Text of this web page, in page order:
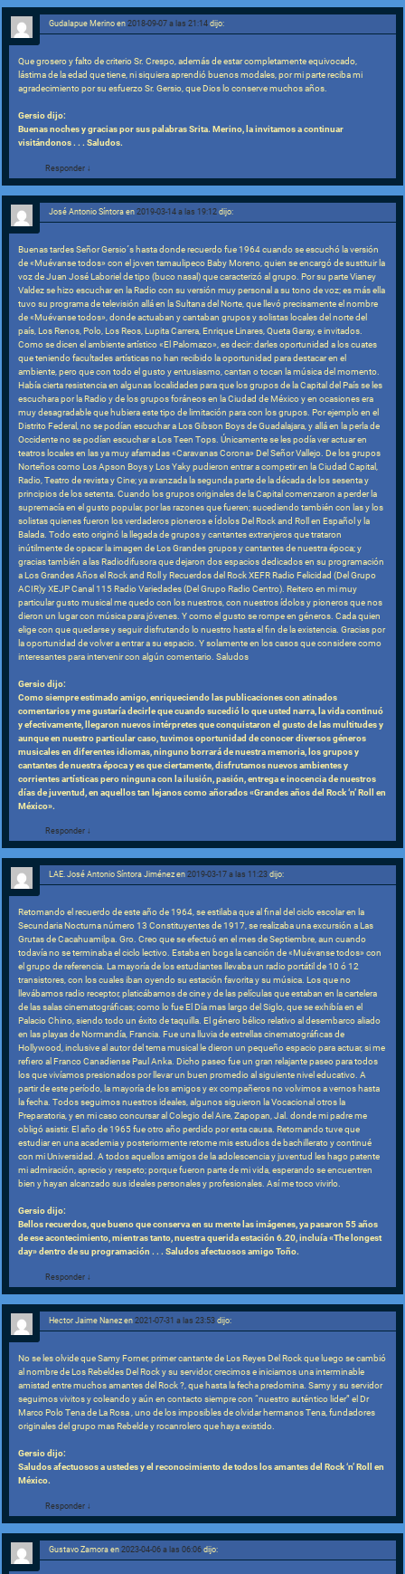
Gudalapue Merino en2018-09-07 a las 21:14 dijo:
Que grosero y falto de criterio Sr. Crespo, además de estar completamente equivocado,
lástima de la edad que tiene, ni siquiera aprendió buenos modales, por mi parte reciba mi
agradecimiento por su esfuerzo Sr. Gersio, que Dios lo conserve muchos años.
Gersio dijo:
Buenas noches y gracias por sus palabras Srita. Merino, la invitamos a continuar
visitándonos . . . Saludos.
Responder ↓
José Antonio Síntora en2019-03-14 a las 19:12 dijo:
Buenas tardes Señor Gersio´s hasta donde recuerdo fue 1964 cuando se escuchó la versión
de «Muévanse todos» con el joven tamaulipeco Baby Moreno, quien se encargó de sustituir la
voz de Juan José Laboriel de tipo (buco nasal) que caracterizó al grupo. Por su parte Vianey
Valdez se hizo escuchar en la Radio con su versión muy personal a su tono de voz; es más ella
tuvo su programa de televisión allá en la Sultana del Norte, que llevó precisamente el nombre
de «Muévanse todos», donde actuaban y cantaban grupos y solistas locales del norte del
país, Los Renos, Polo, Los Reos, Lupita Carrera, Enrique Linares, Queta Garay, e invitados.
Como se dicen el ambiente artístico «El Palomazo», es decir: darles oportunidad a los cuates
que teniendo facultades artísticas no han recibido la oportunidad para destacar en el
ambiente, pero que con todo el gusto y entusiasmo, cantan o tocan la música del momento.
Había cierta resistencia en algunas localidades para que los grupos de la Capital del País se les
escuchara por la Radio y de los grupos foráneos en la Ciudad de México y en ocasiones era
muy desagradable que hubiera este tipo de limitación para con los grupos. Por ejemplo en el
Distrito Federal, no se podían escuchar a Los Gibson Boys de Guadalajara, y allá en la perla de
Occidente no se podían escuchar a Los Teen Tops. Únicamente se les podía ver actuar en
teatros locales en las ya muy afamadas «Caravanas Corona» Del Señor Vallejo. De los grupos
Norteños como Los Apson Boys y Los Yaky pudieron entrar a competir en la Ciudad Capital,
Radio, Teatro de revista y Cine; ya avanzada la segunda parte de la década de los sesenta y
principios de los setenta. Cuando los grupos originales de la Capital comenzaron a perder la
supremacía en el gusto popular, por las razones que fueren; sucediendo también con las y los
solistas quienes fueron los verdaderos pioneros e Ídolos Del Rock and Roll en Español y la
Balada. Todo esto originó la llegada de grupos y cantantes extranjeros que trataron
inútilmente de opacar la imagen de Los Grandes grupos y cantantes de nuestra época; y
gracias también a las Radiodifusora que dejaron dos espacios dedicados en su programación
a Los Grandes Años el Rock and Roll y Recuerdos del Rock XEFR Radio Felicidad (Del Grupo
ACIR)y XEJP Canal 115 Radio Variedades (Del Grupo Radio Centro). Reitero en mi muy
particular gusto musical me quedo con los nuestros, con nuestros ídolos y pioneros que nos
dieron un lugar con música para jóvenes. Y como el gusto se rompe en géneros. Cada quien
elige con que quedarse y seguir disfrutando lo nuestro hasta el fin de la existencia. Gracias por
la oportunidad de volver a entrar a su espacio. Y solamente en los casos que considere como
interesantes para intervenir con algún comentario. Saludos
Gersio dijo:
Como siempre estimado amigo, enriqueciendo las publicaciones con atinados
comentarios y me gustaría decirle que cuando sucedió lo que usted narra, la vida continuó
y efectivamente, llegaron nuevos intérpretes que conquistaron el gusto de las multitudes y
aunque en nuestro particular caso, tuvimos oportunidad de conocer diversos géneros
musicales en diferentes idiomas, ninguno borrará de nuestra memoria, los grupos y
cantantes de nuestra época y es que ciertamente, disfrutamos nuevos ambientes y
corrientes artísticas pero ninguna con la ilusión, pasión, entrega e inocencia de nuestros
días de juventud, en aquellos tan lejanos como añorados «Grandes años del Rock ‘n’ Roll en
México».
Responder ↓
LAE. José Antonio Síntora Jiménezen2019-03-17 a las 11:23 dijo:
Retomando el recuerdo de este año de 1964, se estilaba que al final del ciclo escolar en la
Secundaria Nocturna número 13 Constituyentes de 1917, se realizaba una excursión a Las
Grutas de Cacahuamilpa. Gro. Creo que se efectuó en el mes de Septiembre, aun cuando
todavía no se terminaba el ciclo lectivo. Estaba en boga la canción de «Muévanse todos» con
el grupo de referencia. La mayoría de los estudiantes llevaba un radio portátil de 10 ó 12
transistores, con los cuales iban oyendo su estación favorita y su música. Los que no
llevábamos radio receptor, platicábamos de cine y de las películas que estaban en la cartelera
de las salas cinematográficas; como lo fue El Día mas largo del Siglo, que se exhibía en el
Palacio Chino, siendo todo un éxito de taquilla. El género bélico relativo al desembarco aliado
en las playas de Normandía, Francia. Fue una lluvia de estrellas cinematográficas de
Hollywood, inclusive al autor del tema musical le dieron un pequeño espacio para actuar, si me
refiero al Franco Canadiense Paul Anka. Dicho paseo fue un gran relajante paseo para todos
los que vivíamos presionados por llevar un buen promedio al siguiente nivel educativo. A
partir de este período, la mayoría de los amigos y ex compañeros no volvimos a vernos hasta
la fecha. Todos seguimos nuestros ideales, algunos siguieron la Vocacional otros la
Preparatoria, y en mi caso concursar al Colegio del Aire, Zapopan, Jal. donde mi padre me
obligó asistir. El año de 1965 fue otro año perdido por esta causa. Retornando tuve que
estudiar en una academia y posteriormente retome mis estudios de bachillerato y continué
con mi Universidad. A todos aquellos amigos de la adolescencia y juventud les hago patente
mi admiración, aprecio y respeto; porque fueron parte de mi vida, esperando se encuentren
bien y hayan alcanzado sus ideales personales y profesionales. Así me toco vivirlo.
Gersio dijo:
Bellos recuerdos, que bueno que conserva en su mente las imágenes, ya pasaron 55 años
de ese acontecimiento, mientras tanto, nuestra querida estación 6.20, incluía «The longest
day» dentro de su programación . . . Saludos afectuosos amigo Toño.
Responder ↓
Hector Jaime Nanezen2021-07-31 a las 23:53 dijo:
No se les olvide que Samy Forner, primer cantante de Los Reyes Del Rock que luego se cambió
al nombre de Los Rebeldes Del Rock y su servidor, crecimos e iniciamos una interminable
amistad entre muchos amantes del Rock ?, que hasta la fecha predomina. Samy y su servidor
seguimos vivitos y coleando y aún en contacto siempre con “nuestro auténtico lider” el Dr
Marco Polo Tena de La Rosa , uno de los imposibles de olvidar hermanos Tena, fundadores
originales del grupo mas Rebelde y rocanrolero que haya existido.
Gersio dijo:
Saludos afectuosos a ustedes y el reconocimiento de todos los amantes del Rock ‘n’ Roll en
México.
Responder ↓
Gustavo Zamora en2023-04-06 a las 06:06 dijo: